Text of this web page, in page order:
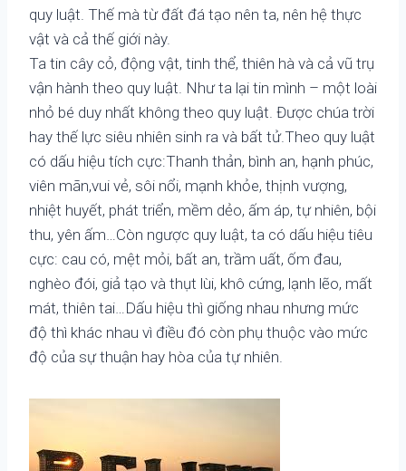
quy luật. Thế mà từ đất đá tạo nên ta, nên hệ thực
vật và cả thế giới này.
Ta tin cây cỏ, động vật, tinh thể, thiên hà và cả vũ trụ
vận hành theo quy luật. Như ta lại tin mình – một loài
nhỏ bé duy nhất không theo quy luật. Được chúa trời
hay thế lực siêu nhiên sinh ra và bất tử.Theo quy luật
có dấu hiệu tích cực:Thanh thản, bình an, hạnh phúc,
viên mãn,vui vẻ, sôi nổi, mạnh khỏe, thịnh vượng,
nhiệt huyết, phát triển, mềm dẻo, ấm áp, tự nhiên, bội
thu, yên ấm…Còn ngược quy luật, ta có dấu hiệu tiêu
cực: cau có, mệt mỏi, bất an, trầm uất, ốm đau,
nghèo đói, giả tạo và thụt lùi, khô cứng, lạnh lẽo, mất
mát, thiên tai…Dấu hiệu thì giống nhau nhưng mức
độ thì khác nhau vì điều đó còn phụ thuộc vào mức
độ của sự thuận hay hòa của tự nhiên.